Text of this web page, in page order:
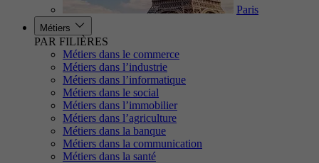
Paris
Métiers
PAR FILIÈRES
Métiers dans le commerce
Métiers dans l’industrie
Métiers dans l’informatique
Métiers dans le social
Métiers dans l’immobilier
Métiers dans l’agriculture
Métiers dans la banque
Métiers dans la communication
Métiers dans la santé